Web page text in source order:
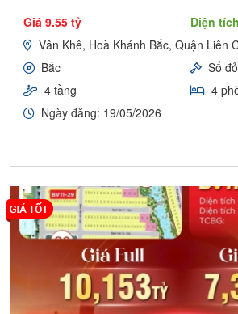
Giá 9.55 tỷ Diện
Vân Khê, Hoà Khánh Bắc, Quận Liên
Bắc
Sổ đỏ
4 tầng
4
Ngày đăng: 19/05/2026